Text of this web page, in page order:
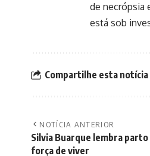
de necrópsia
está sob
Compartilhe esta notícia
NOTÍCIA ANTERIOR
Silvia Buarque lembra
força de viver